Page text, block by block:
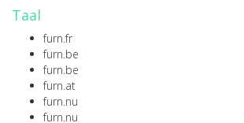
Taal
furn.fr
furn.be
furn.be
furn.at
furn.nu
furn.nu